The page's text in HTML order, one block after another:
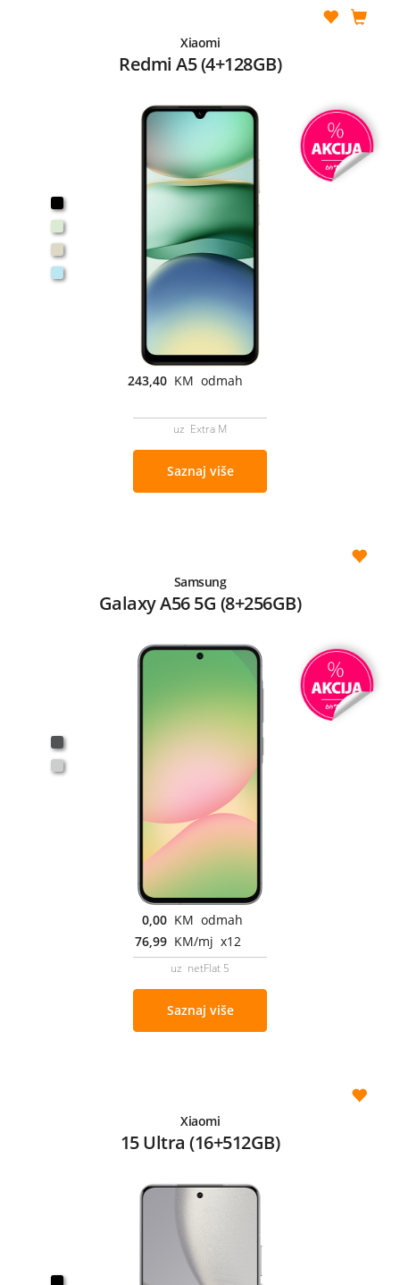
Xiaomi
Redmi A5 (4+128GB)
243,40 KM odmah
uz Extra M
Saznaj više
Samsung
Galaxy A56 5G (8+256GB)
0,00 KM odmah
76,99 KM/mj x12
uz netFlat 5
Saznaj više
Xiaomi
15 Ultra (16+512GB)